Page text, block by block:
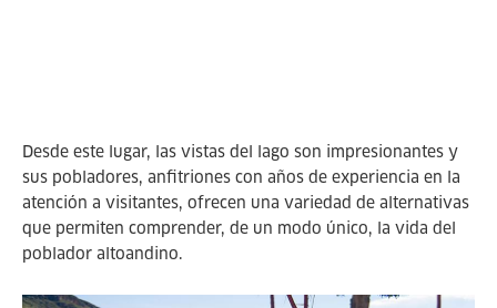
Desde este lugar, las vistas del lago son impresionantes y
sus pobladores, anfitriones con años de experiencia en la
atención a visitantes, ofrecen una variedad de alternativas
que permiten comprender, de un modo único, la vida del
poblador altoandino.